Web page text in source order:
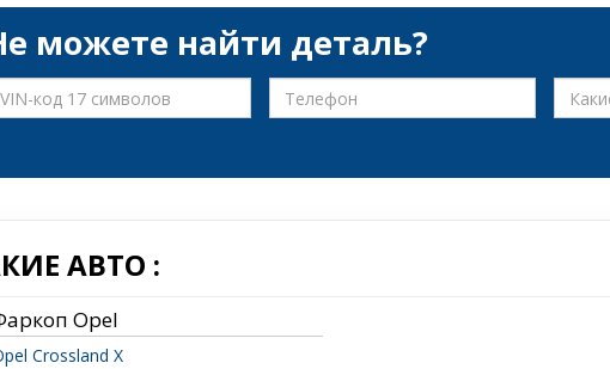
можете найти деталь?
АВТО :
Opel
Crossland X